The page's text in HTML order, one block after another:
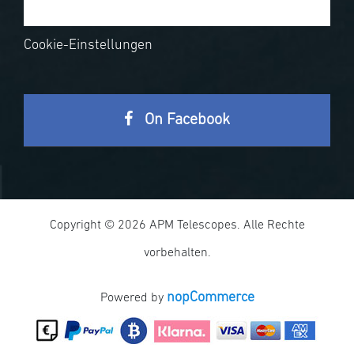
Cookie-Einstellungen
On Facebook
Copyright © 2026 APM Telescopes. Alle Rechte
vorbehalten.
Powered by nopCommerce